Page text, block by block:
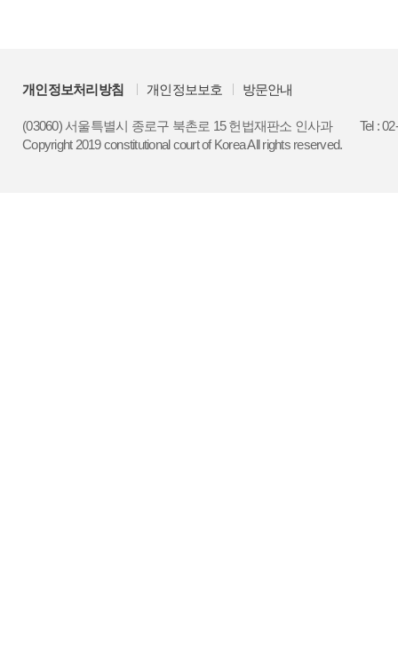
개인정보처리방침 개인정보보호 방문안내
(03060) 서울특별시 종로구 북촌로 15 헌법재판소 인사과
Tel :
Copyright 2019 constitutional court of Korea All rights reserved.